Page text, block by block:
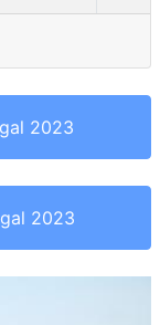
2023
2023